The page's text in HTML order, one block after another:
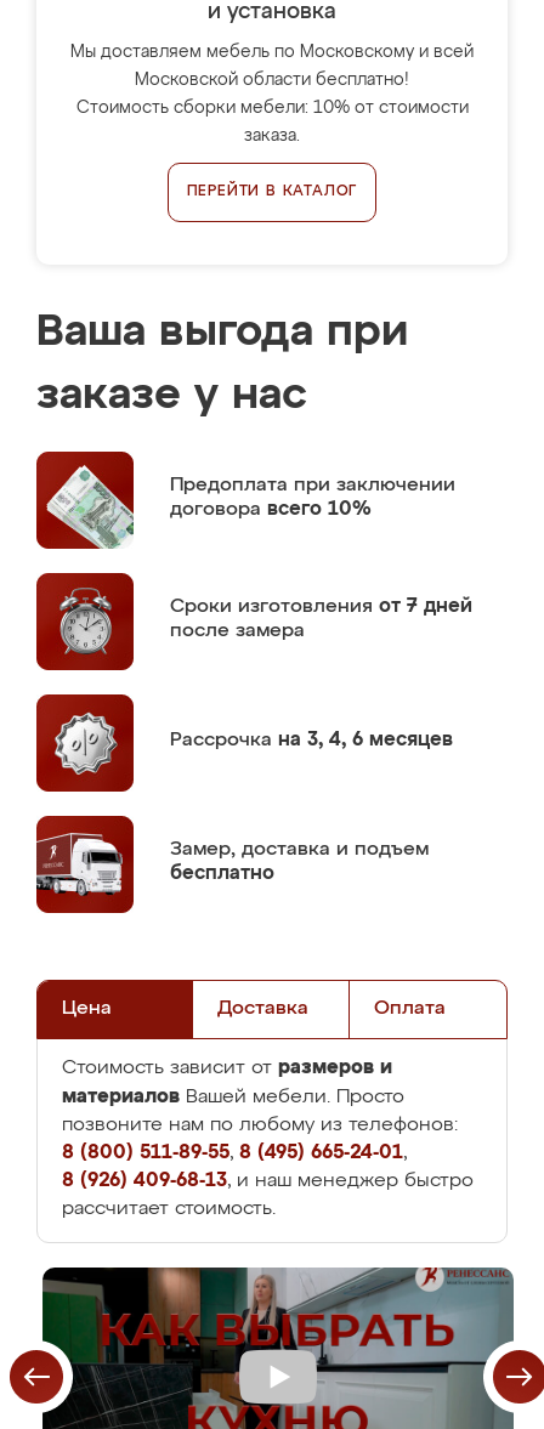
и установка
Мы доставляем мебель по Московскому и всей
Московской области бесплатно!
Стоимость сборки мебели: 10% от стоимости
заказа.
ПЕРЕЙТИ В КАТАЛОГ
Ваша выгода при
заказе у нас
Предоплата при заключении
договора всего 10%
Сроки изготовления от 7 дней
после замера
Рассрочка на 3, 4, 6 месяцев
Замер, доставка и подъем
бесплатно
Цена Доставка Оплата
Стоимость зависит от размеров и
материалов Вашей мебели. Просто
позвоните нам по любому из телефонов:
8 (800) 511-89-55, 8 (495) 665-24-01,
8 (926) 409-68-13, и наш менеджер быстро
рассчитает стоимость.